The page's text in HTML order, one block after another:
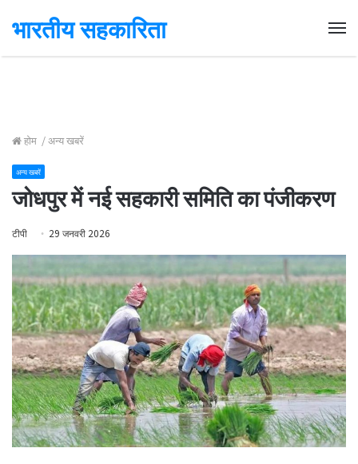
भारतीय सहकारिता
होम /अन्य खबरें
अन्य खबरें
जोधपुर में नई सहकारी समिति का पंजीकरण
टीपी 29 जनवरी 2026